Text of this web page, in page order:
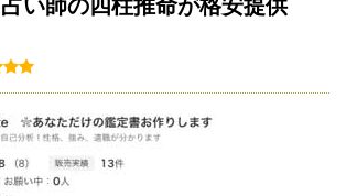
い師の四柱推命が格安提供